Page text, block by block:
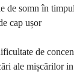
de somn în
cap ușor
de
ale mișcărilor